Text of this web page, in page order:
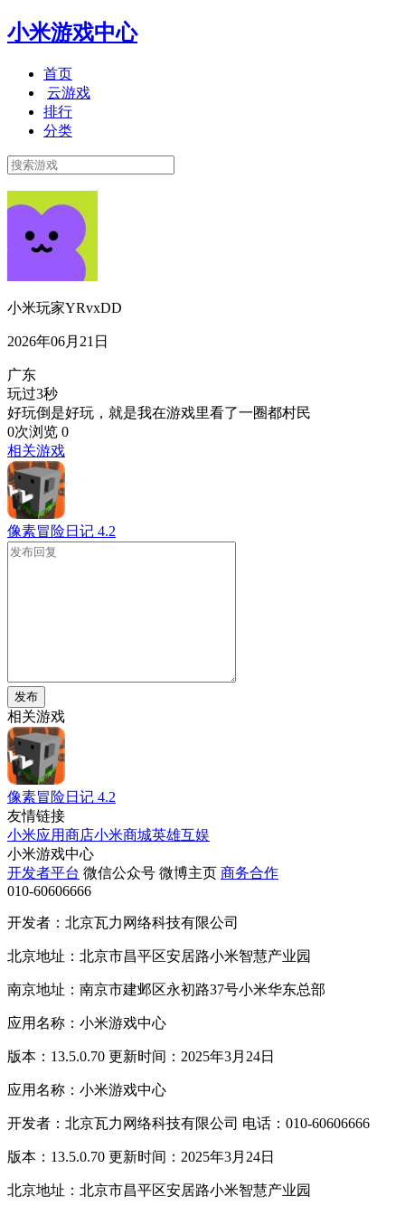
小米游戏中心
首页
云游戏
排行
分类
小米玩家YRvxDD
2026年06月21日
广东
玩过3秒
好玩倒是好玩，就是我在游戏里看了一圈都村民
0次浏览 0
相关游戏
像素冒险日记 4.2
发布
相关游戏
像素冒险日记 4.2
友情链接
小米应用商店小米商城英雄互娱
小米游戏中心
开发者平台 微信公众号 微博主页 商务合作
010-60606666
开发者：北京瓦力网络科技有限公司
北京地址：北京市昌平区安居路小米智慧产业园
南京地址：南京市建邺区永初路37号小米华东总部
应用名称：小米游戏中心
版本：13.5.0.70 更新时间：2025年3月24日
应用名称：小米游戏中心
开发者：北京瓦力网络科技有限公司 电话：010-60606666
版本：13.5.0.70 更新时间：2025年3月24日
北京地址：北京市昌平区安居路小米智慧产业园